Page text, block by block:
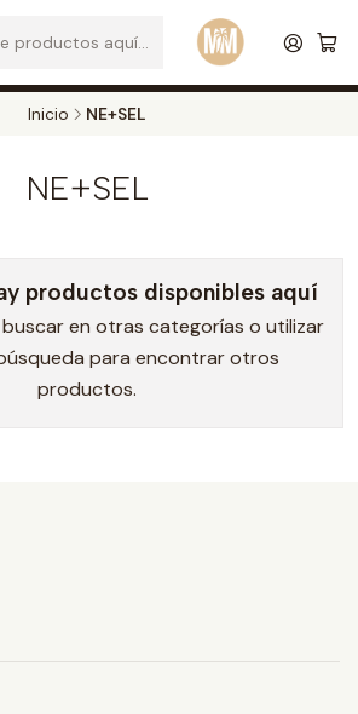
EXPRESS en Medellin y Bogota Leer más
Inicio NE+SEL
NE+SEL
productos disponibles aquí
en otras categorías o utilizar
para encontrar otros
productos.